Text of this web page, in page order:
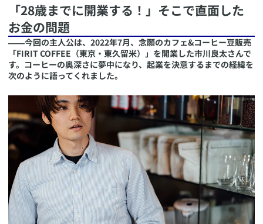
​「28歳までに開業する！」そこで直面した
お金の問題
――今回の主人公は、2022年7月、念願のカフェ&コーヒー豆販売
「FIRIT COFFEE（東京・東久留米）」を開業した市川良太さんで
す。コーヒーの奥深さに夢中になり、起業を決意するまでの経緯を
次のように語ってくれました。